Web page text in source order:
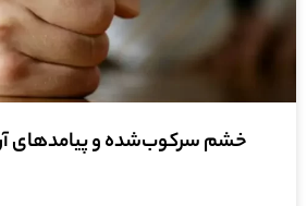
خشم سرکوب‌شده و پیامدهای